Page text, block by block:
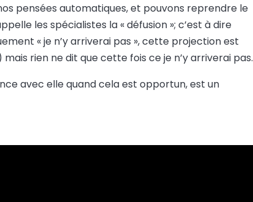
pensées automatiques, et pouvons reprendre le
les spécialistes la « défusion »; c’est à dire
« je n’y arriverai pas », cette projection est
rien ne dit que cette fois ce je n’y arriverai pas.
avec elle quand cela est opportun, est un